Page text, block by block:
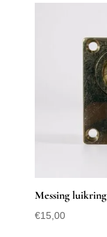
Messing luikring
€15,00